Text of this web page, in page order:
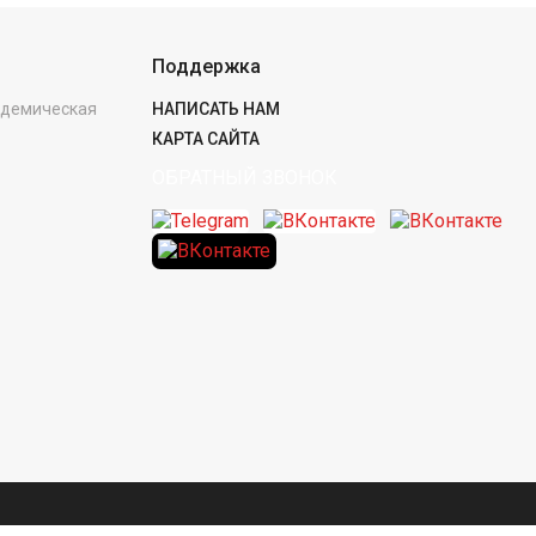
Поддержка
НАПИСАТЬ НАМ
КАРТА САЙТА